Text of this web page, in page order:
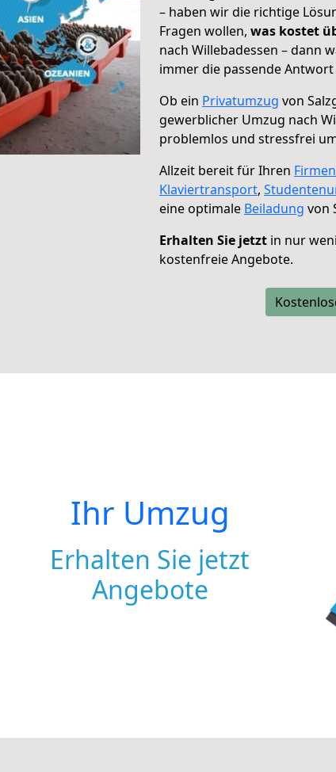
– haben wir die richtige
Fragen wollen, was kostet
nach Willebadessen – dann
immer die passende
Ob ein Privatumzug von
gewerblicher Umzug nach
problemlos und stressfrei
Allzeit bereit für Ihren
Klaviertransport,
eine optimale Beiladung von
Erhalten Sie jetzt in nur
kostenfreie Angebote.
Ihr Umzug
Erhalten Sie jetzt
Angebote